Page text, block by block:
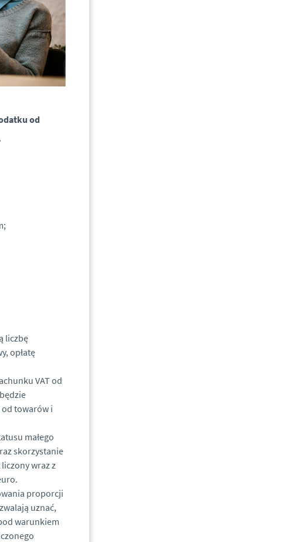
od
liczbę
opłatę
VAT od
towarów i
małego
skorzystanie
wraz z
proporcji
uznać,
warunkiem